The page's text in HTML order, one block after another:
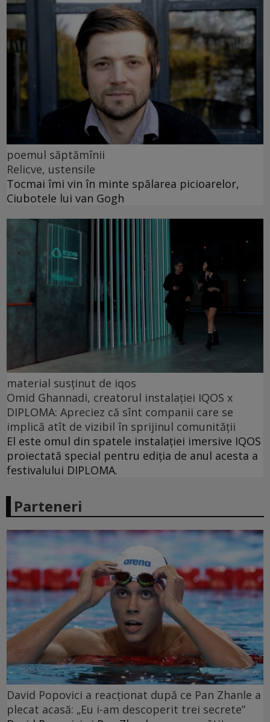
poemul săptămînii
Relicve, ustensile
Tocmai îmi vin în minte spălarea picioarelor,
Ciubotele lui van Gogh
material susținut de iqos
Omid Ghannadi, creatorul instalației IQOS x
DIPLOMA: Apreciez că sînt companii care se
implică atît de vizibil în sprijinul comunității
El este omul din spatele instalației imersive IQOS
proiectată special pentru ediția de anul acesta a
festivalului DIPLOMA.
Parteneri
David Popovici a reacționat după ce Pan Zhanle a
plecat acasă: „Eu i-am descoperit trei secrete”